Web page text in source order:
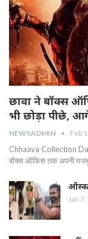
छावा ने बॉक्स
भी छोड़ा पीछे,
NEWSADMIN Feb
Chhaava Collection
बॉक्स ऑफिस तक अपनी
Jan